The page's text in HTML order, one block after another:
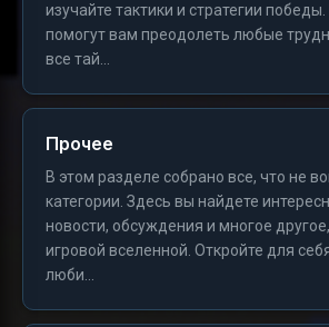
изучайте тактики и стратегии
помогут вам преодолеть любые
все тай...
Прочее
В этом разделе собрано все, что не
категории. Здесь вы найдете
новости, обсуждения и многое
игровой вселенной. Откройте для
люби...